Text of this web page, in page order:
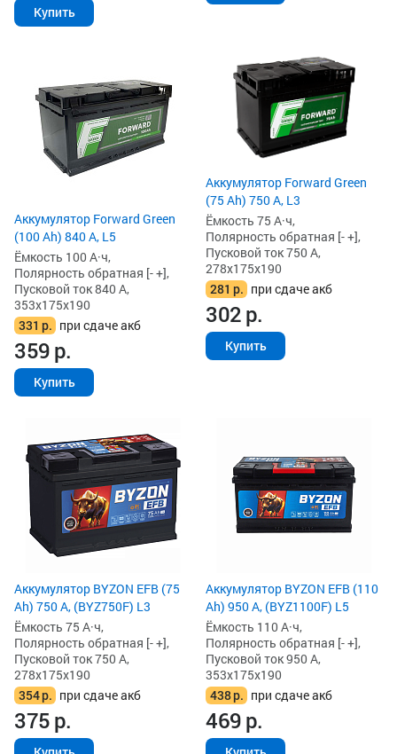
Купить
Аккумулятор Forward Green
(100 Ah) 840 А, L5
Ёмкость 100 А·ч,
Полярность обратная [- +],
Пусковой ток 840 А,
353x175x190
331 р. при сдаче акб
359р.
Купить
Аккумулятор Forward Green
(75 Ah) 750 А, L3
Ёмкость 75 А·ч,
Полярность обратная [- +],
Пусковой ток 750 А,
278x175x190
281 р. при сдаче акб
302р.
Купить
Аккумулятор BYZON EFB (75
Ah) 750 А, (BYZ750F) L3
Ёмкость 75 А·ч,
Полярность обратная [- +],
Пусковой ток 750 А,
278x175x190
354р. при сдаче акб
375р.
Аккумулятор BYZON EFB (110
Ah) 950 А, (BYZ1100F) L5
Ёмкость 110 А·ч,
Полярность обратная [- +],
Пусковой ток 950 А,
353x175x190
438р. при сдаче акб
469р.